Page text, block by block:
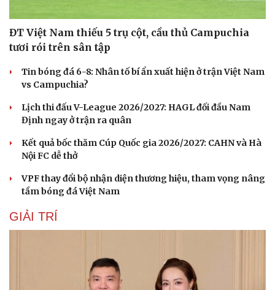
Sức khỏe
Dinh dưỡng - món ngon
Sản phụ khoa
Nhi khoa
Nam khoa
Làm đẹp - giảm cân
Ăn sạch sống khỏe
Đời sống
Tình yêu - Gia đình
ĐT Việt Nam thiếu 5 trụ cột, cầu thủ Campuchia
tươi rói trên sân tập
Tin bóng đá 6-8: Nhân tố bí ẩn xuất hiện ở trận Việt Nam
vs Campuchia?
Lịch thi đấu V-League 2026/2027: HAGL đối đầu Nam
Định ngay ở trận ra quân
Kết quả bốc thăm Cúp Quốc gia 2026/2027: CAHN và Hà
Nội FC dễ thở
VPF thay đổi bộ nhận diện thương hiệu, tham vọng nâng
tầm bóng đá Việt Nam
GIẢI TRÍ